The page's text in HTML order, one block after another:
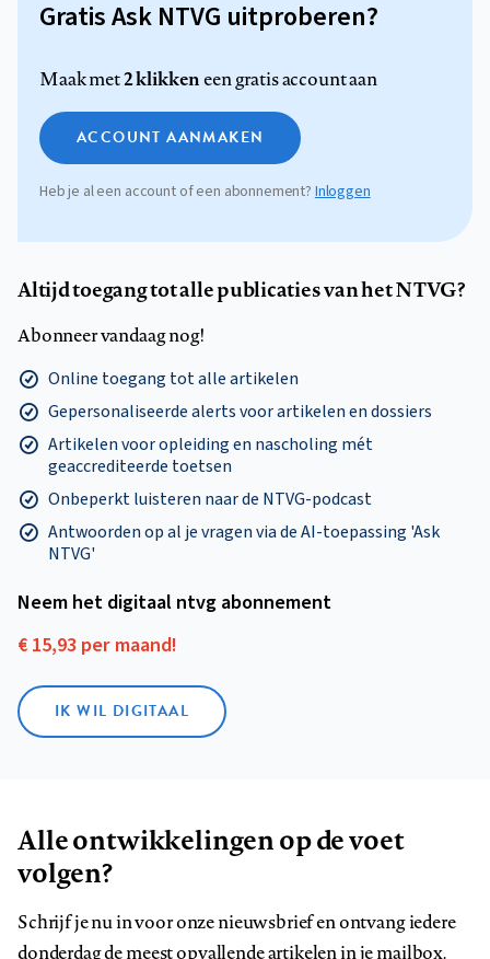
Gratis Ask NTVG uitproberen?
Maak met2 klikkeneen gratis account aan
ACCOUNT AANMAKEN
Heb je al een account of een abonnement? Inloggen
Altijd toegang tot alle publicaties van het NTVG?
Abonneer vandaag nog!
Online toegang tot alle artikelen
Gepersonaliseerde alerts voor artikelen en dossiers
Artikelen voor opleiding en nascholing mét
geaccrediteerde toetsen
Onbeperkt luisteren naar de NTVG-podcast
Antwoorden op al je vragen via de AI-toepassing 'Ask
NTVG'
Neem het digitaal ntvg abonnement
€ 15,93 per maand!
IK WIL DIGITAAL
Alle ontwikkelingen op de voet
volgen?
Schrijf je nu in voor onze nieuwsbrief en ontvang iedere
donderdag de meest opvallende artikelen in je mailbox.